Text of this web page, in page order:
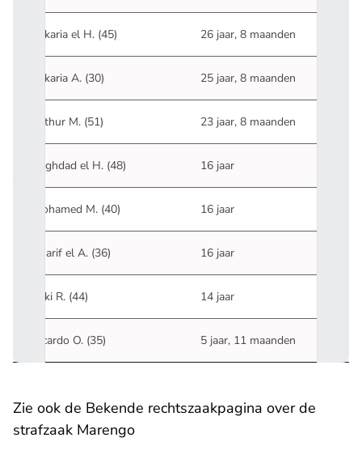
Zakaria el H. (45) 26 jaar, 8 maanden
Zakaria A. (30) 25 jaar, 8 maanden
Arthur M. (51) 23 jaar, 8 maanden
Baghdad el H. (48) 16 jaar
Mohamed M. (40) 16 jaar
Charif el A. (36) 16 jaar
Zaki R. (44) 14 jaar
Ricardo O. (35) 5 jaar, 11 maanden
Zie ook de Bekende rechtszaakpagina over de
strafzaak Marengo